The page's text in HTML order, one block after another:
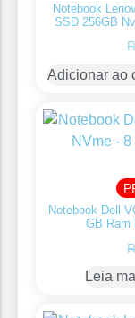
Notebook
SSD 256GB
Adicionar ao
Notebook Dell
GB Ram
Leia